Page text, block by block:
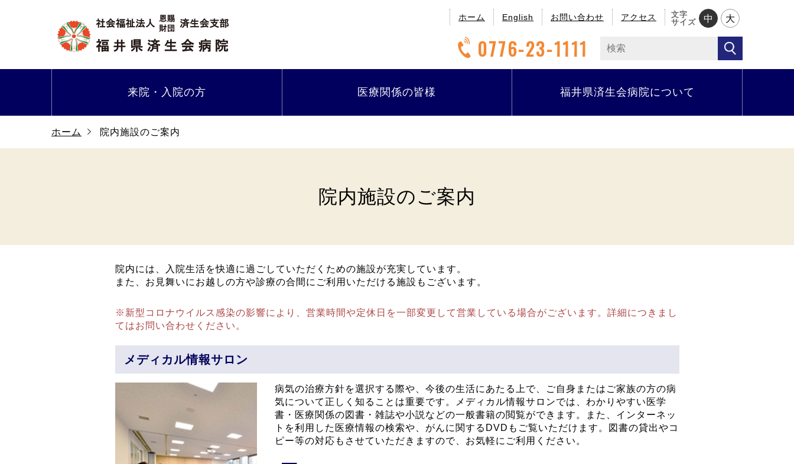
ホーム English お問い合わせ アクセス
文字
サイズ
中 大
0776-23-1111
来院・ 入院の方 医療関係の皆様 福井県済生会病院について
ホーム 院内施設のご案内
院内施設のご案内
院内には、入院生活を快適に過ごしていただくための施設が充実しています。
また、お見舞いにお越しの方や診療の合間にご利用いただける施設もございます。
※新型コロナウイルス感染の影響により、営業時間や定休日を一部変更して営業している場合がございます。詳細につきまし
てはお問い合わせください。
メディカル情報サロン
病気の治療方針を選択する際や、今後の生活にあたる上で、ご自身またはご家族の方の病
気について正しく知ることは重要です。メディカル情報サロンでは、わかりやすい医学
書・医療関係の図書・雑誌や小説などの一般書籍の閲覧ができます。また、インターネッ
トを利用した医療情報の検索や、がんに関するDVDもご覧いただけます。図書の貸出やコ
ピー等の対応もさせていただきますので、お気軽にご利用ください。